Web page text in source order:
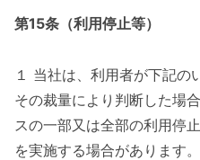
第15条（利用停止等）
１ 当社は、利用者が下記の
その裁量により判断した場
スの一部又は全部の利用停
を実施する場合があります